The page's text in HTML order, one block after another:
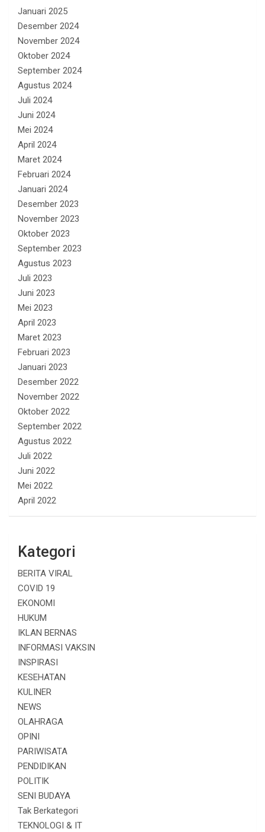
Januari 2025
Desember 2024
November 2024
Oktober 2024
September 2024
Agustus 2024
Juli 2024
Juni 2024
Mei 2024
April 2024
Maret 2024
Februari 2024
Januari 2024
Desember 2023
November 2023
Oktober 2023
September 2023
Agustus 2023
Juli 2023
Juni 2023
Mei 2023
April 2023
Maret 2023
Februari 2023
Januari 2023
Desember 2022
November 2022
Oktober 2022
September 2022
Agustus 2022
Juli 2022
Juni 2022
Mei 2022
April 2022
Kategori
BERITA VIRAL
COVID 19
EKONOMI
HUKUM
IKLAN BERNAS
INFORMASI VAKSIN
INSPIRASI
KESEHATAN
KULINER
NEWS
OLAHRAGA
OPINI
PARIWISATA
PENDIDIKAN
POLITIK
SENI BUDAYA
Tak Berkategori
TEKNOLOGI & IT